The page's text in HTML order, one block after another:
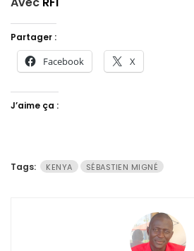
Partager :
Facebook X
J’aime ça :
Tags: KENYA SÉBASTIEN MIGNÉ